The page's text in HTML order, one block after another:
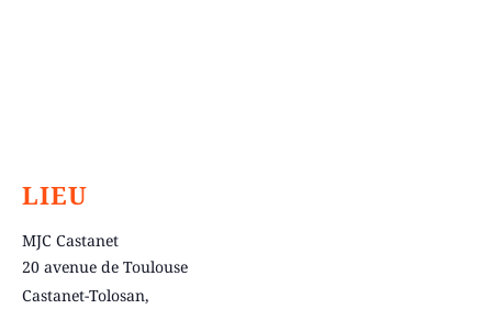
LIEU
MJC Castanet
20 avenue de Toulouse
Castanet-Tolosan,